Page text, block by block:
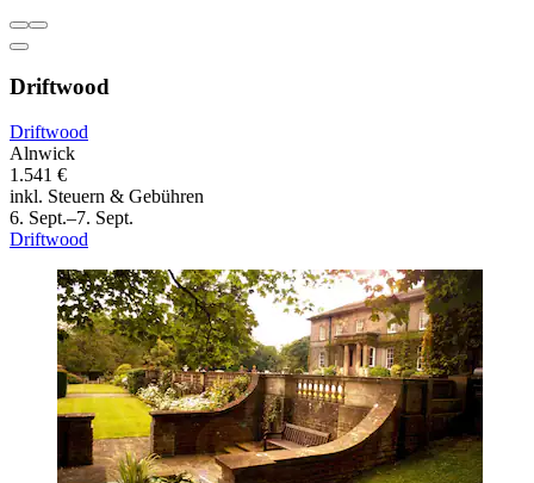
Driftwood
Driftwood
Alnwick
1.541 €
inkl. Steuern & Gebühren
6. Sept.–7. Sept.
Driftwood